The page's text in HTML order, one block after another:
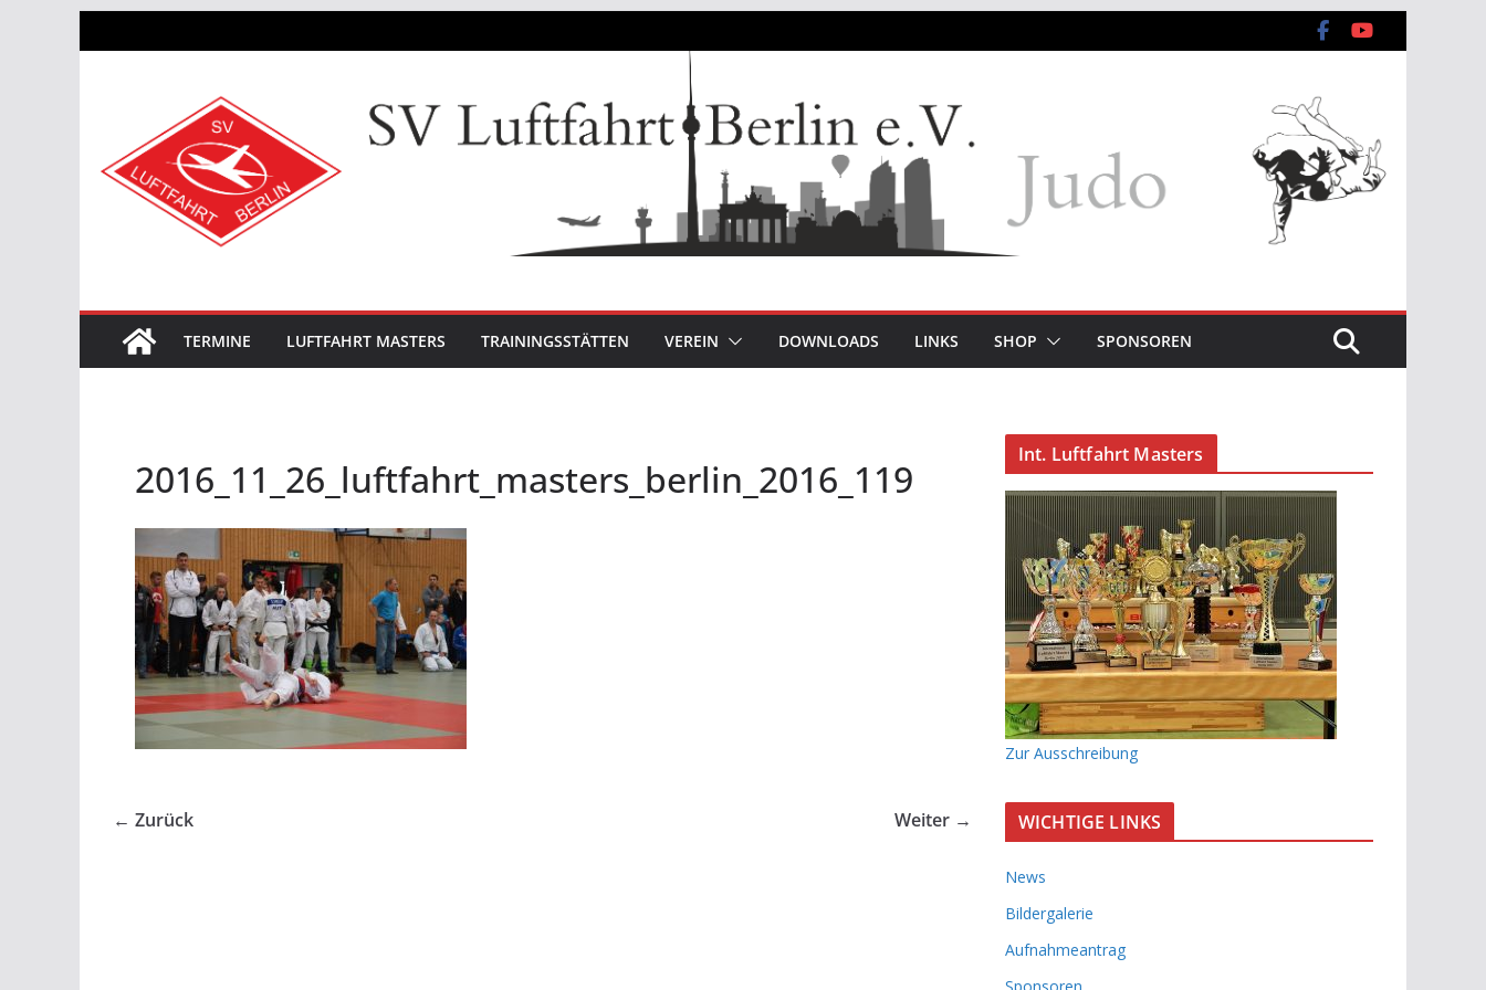
Inhalt
TERMINE LUFTFAHRT MASTERS TRAININGSSTÄTTEN VEREIN DOWNLOADS LINKS SHOP SPONSOREN
2016_11_26_luftfahrt_masters_berlin_2016_119
← Zurück Weiter →
Int. Luftfahrt Masters
Zur Ausschreibung
WICHTIGE LINKS
News
Bildergalerie
Aufnahmeantrag